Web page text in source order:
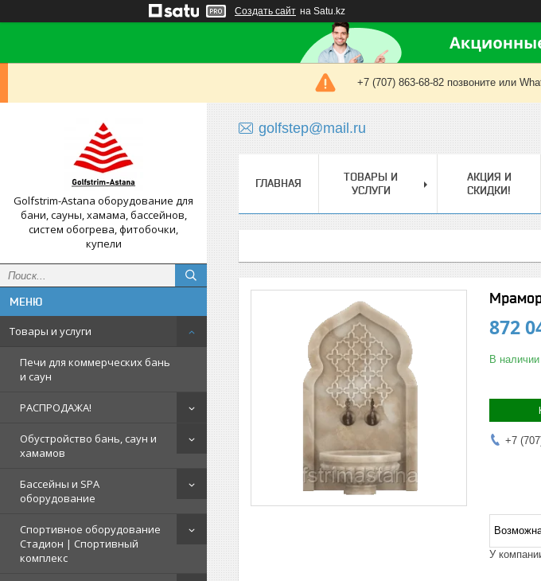
Создать сайт на Satu.kz
+7 (707) 863-68-82 позвоните или
Golfstrim-Astana оборудование для
бани, сауны, хамама, бассейнов,
систем обогрева, фитобочки,
купели
Товары и услуги
Печи для коммерческих бань
и саун
РАСПРОДАЖА!
Обустройство бань, саун и
хамамов
Бассейны и SPA
оборудование
Спортивное оборудование
Стадион | Cпортивный
комплекс
golfstep@mail.ru
ГЛАВНАЯ
ТОВАРЫ И
УСЛУГИ
АКЦИЯ И
СКИДКИ!
872
В наличии
+7
У